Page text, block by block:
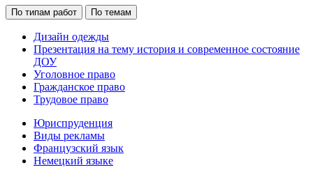
По типам работ По темам
Дизайн одежды
Презентация на тему история и современное состояние
ДОУ
Уголовное право
Гражданское право
Трудовое право
Юриспруденция
Виды рекламы
Французский язык
Немецкий языке